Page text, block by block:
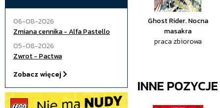
06-08-2026
Zmiana cennika - Alfa Pastello
05-08-2026
Zwrot - Pactwa
Zobacz więcej
Ghost Rider. Nocna
masakra
praca zbiorowa
INNE